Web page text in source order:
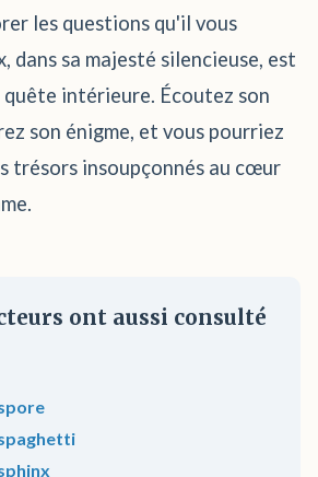
les questions qu'il vous
dans sa majesté silencieuse, est
intérieure. Écoutez son
son énigme, et vous pourriez
trésors insoupçonnés au cœur
ont aussi consulté